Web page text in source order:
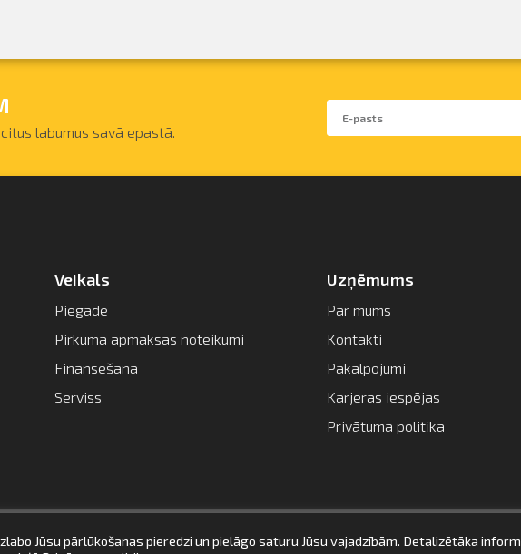
labumus savā epastā.
Veikals
Piegāde
Pirkuma apmaksas noteikumi
Finansēšana
Serviss
Uzņēmums
Par mums
Kontakti
Pakalpojumi
Karjeras iespējas
Privātuma politika
Jūsu pārlūkošanas pieredzi un pielāgo saturu Jūsu vajadzībām. Detalizētāka